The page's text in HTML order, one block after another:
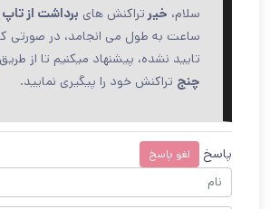
سلام، خیرتراکنش های برداشت از
ساعت به طول می انجامد، در صورتی
تایید نشده، پیشنهاد میکنیم تا از طریق
چنج تراکنش خود را پیگیری نمایید.
پاسخ لغو پاسخ